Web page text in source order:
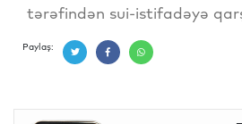
tərəfindən sui-istifadəyə
Paylaş: